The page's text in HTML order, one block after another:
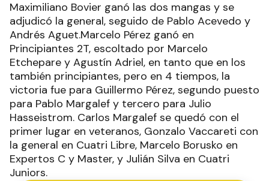
Maximiliano Bovier ganó las dos mangas y se
adjudicó la general, seguido de Pablo Acevedo y
Andrés Aguet.Marcelo Pérez ganó en
Principiantes 2T, escoltado por Marcelo
Etchepare y Agustín Adriel, en tanto que en los
también principiantes, pero en 4 tiempos, la
victoria fue para Guillermo Pérez, segundo puesto
para Pablo Margalef y tercero para Julio
Hasseistrom. Carlos Margalef se quedó con el
primer lugar en veteranos, Gonzalo Vaccareti con
la general en Cuatri Libre, Marcelo Borusko en
Expertos C y Master, y Julián Silva en Cuatri
Juniors.